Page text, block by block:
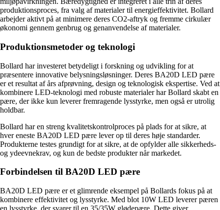
produktionsproces, fra valg af materialer til energieffektivitet. Bollard
arbejder aktivt på at minimere deres CO2-aftryk og fremme cirkulær
økonomi gennem genbrug og genanvendelse af materialer.
Produktionsmetoder og teknologi
Bollard har investeret betydeligt i forskning og udvikling for at
præsentere innovative belysningsløsninger. Deres BA20D LED pære
er et resultat af års afprøvning, design og teknologisk ekspertise. Ved at
kombinere LED-teknologi med robuste materialer har Bollard skabt en
pære, der ikke kun leverer fremragende lysstyrke, men også er utrolig
holdbar.
Bollard har en streng kvalitetskontrolproces på plads for at sikre, at
hver eneste BA20D LED pære lever op til deres høje standarder.
Produkterne testes grundigt for at sikre, at de opfylder alle sikkerheds-
og ydeevnekrav, og kun de bedste produkter når markedet.
Forbindelsen til BA20D LED pære
BA20D LED pære er et glimrende eksempel på Bollards fokus på at
kombinere effektivitet og lysstyrke. Med blot 10W LED leverer pæren
en lysstyrke, der svarer til en 35/35W glødepære. Dette giver